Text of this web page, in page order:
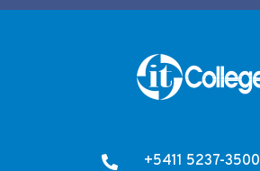
 +5411 5237-3500